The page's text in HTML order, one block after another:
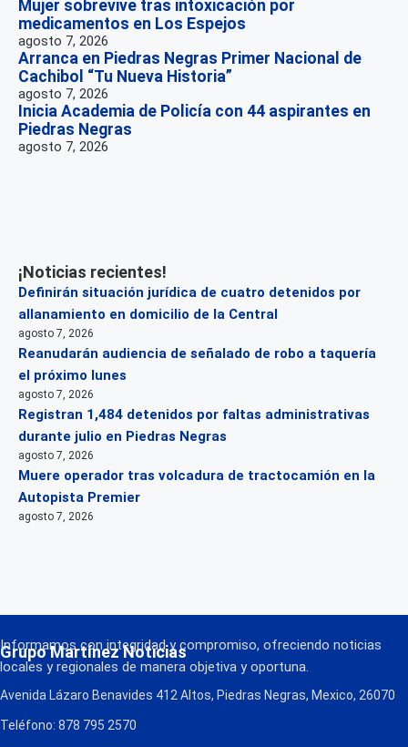
Mujer sobrevive tras intoxicación por
medicamentos en Los Espejos
agosto 7, 2026
Arranca en Piedras Negras Primer Nacional de
Cachibol “Tu Nueva Historia”
agosto 7, 2026
Inicia Academia de Policía con 44 aspirantes en
Piedras Negras
agosto 7, 2026
¡Noticias recientes!
Definirán situación jurídica de cuatro detenidos por
allanamiento en domicilio de la Central
agosto 7, 2026
Reanudarán audiencia de señalado de robo a taquería
el próximo lunes
agosto 7, 2026
Registran 1,484 detenidos por faltas administrativas
durante julio en Piedras Negras
agosto 7, 2026
Muere operador tras volcadura de tractocamión en la
Autopista Premier
agosto 7, 2026
Grupo Martínez Noticias
Informamos con integridad y compromiso, ofreciendo noticias
locales y regionales de manera objetiva y oportuna.
Avenida Lázaro Benavides 412 Altos, Piedras Negras, Mexico, 26070
Teléfono: 878 795 2570